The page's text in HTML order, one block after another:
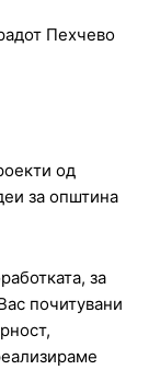
Пехчево
од
за општина
за
почитувани